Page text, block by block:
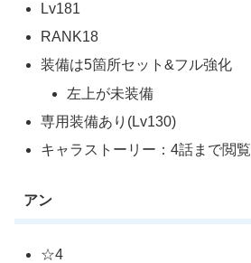
Lv181
RANK18
装備は5箇所セット&フル強化
左上が未装備
専用装備あり(Lv130)
キャラストーリー：4話まで閲覧
アン
☆4